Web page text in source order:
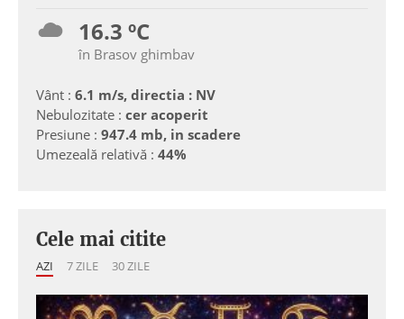
16.3 ºC
în Brasov ghimbav
Vânt : 6.1 m/s, directia : NV
Nebulozitate : cer acoperit
Presiune : 947.4 mb, in scadere
Umezeală relativă : 44%
Cele mai citite
AZI 7 ZILE 30 ZILE